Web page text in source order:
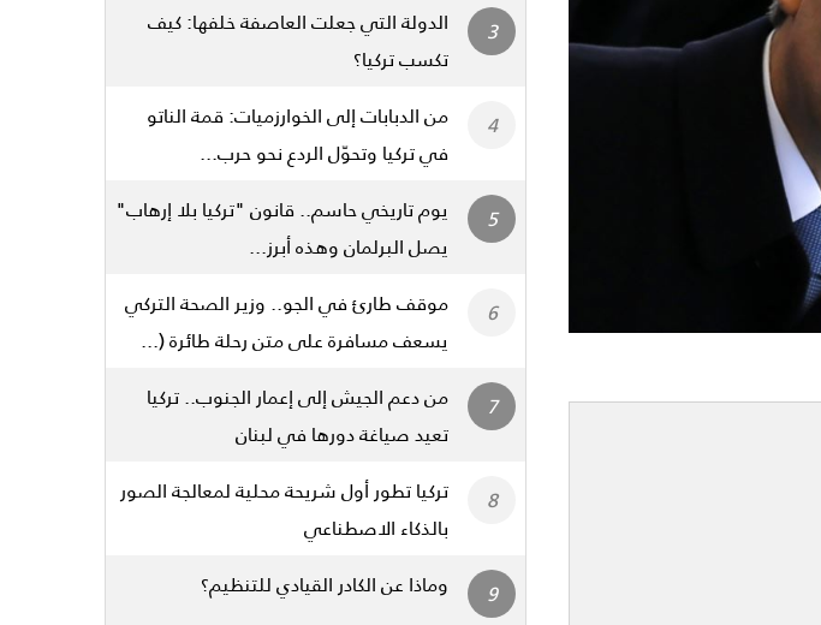
الدولة التي جعلت العاصفة خلفها: كيف
تكسب تركيا؟
من الدبابات إلى الخوارزميات: قمة الناتو
في تركيا وتحوّل الردع نحو حرب...
يوم تاريخي حاسم.. قانون "تركيا بلا إرهاب"
يصل البرلمان وهذه أبرز...
موقف طارئ في الجو.. وزير الصحة التركي
يسعف مسافرة على متن رحلة طائرة (...
من دعم الجيش إلى إعمار الجنوب.. تركيا
تعيد صياغة دورها في لبنان
تركيا تطور أول شريحة محلية لمعالجة الصور
بالذكاء الاصطناعي
وماذا عن الكادر القيادي للتنظيم؟